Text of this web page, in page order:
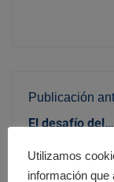
Publicación
El desafío del
necesidad
profesionales
31/03/2025
Utilizamos
información que